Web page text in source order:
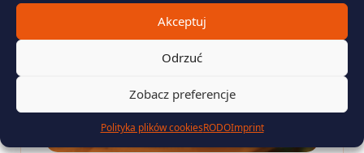
Akceptuj
Odrzuć
Zobacz preferencje
Polityka plików cookiesRODOImprint